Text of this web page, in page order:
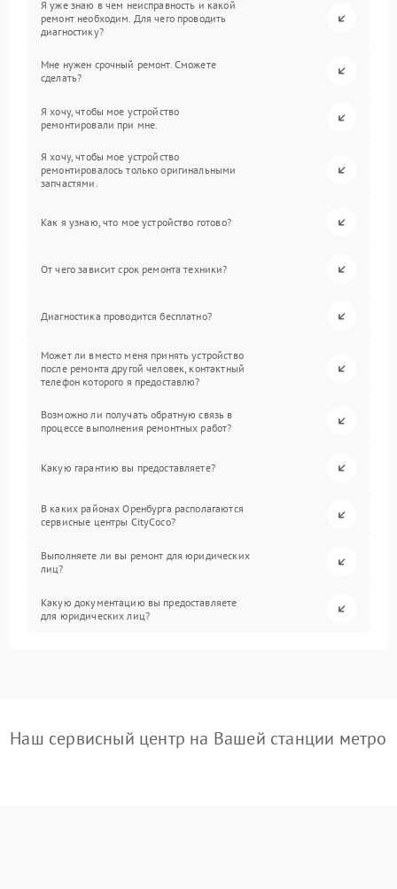
Я уже знаю в чем неисправность и какой
ремонт необходим. Для чего проводить
диагностику?
Мне нужен срочный ремонт. Сможете
сделать?
Я хочу, чтобы мое устройство
ремонтировали при мне.
Я хочу, чтобы мое устройство
ремонтировалось только оригинальными
запчастями.
Как я узнаю, что мое устройство готово?
От чего зависит срок ремонта техники?
Диагностика проводится бесплатно?
Может ли вместо меня принять устройство
после ремонта другой человек, контактный
телефон которого я предоставлю?
Возможно ли получать обратную связь в
процессе выполнения ремонтных работ?
Какую гарантию вы предоставляете?
В каких районах Оренбурга располагаются
сервисные центры CityCoco?
Выполняете ли вы ремонт для юридических
лиц?
Какую документацию вы предоставляете
для юридических лиц?
Наш сервисный центр на Вашей станции метро